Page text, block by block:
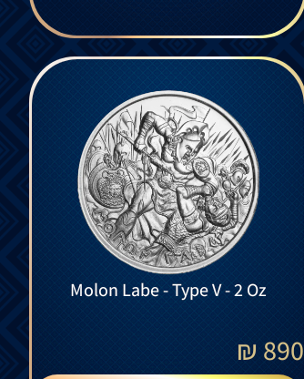
Molon Labe - Type V - 2 Oz
890
₪